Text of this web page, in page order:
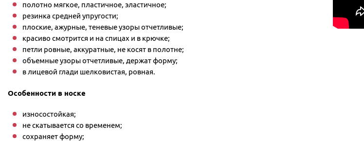
полотно мягкое, пластичное, эластичное;
резинка средней упругости;
плоские, ажурные, теневые узоры отчетливые;
красиво смотрится и на спицах и в крючке;
петли ровные, аккуратные, не косят в полотне;
объемные узоры отчетливые, держат форму;
в лицевой глади шелковистая, ровная.
Особенности в носке
износостойкая;
не скатывается со временем;
сохраняет форму;